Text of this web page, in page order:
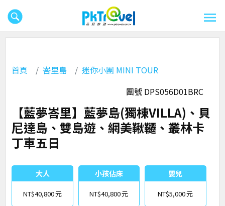
首頁 峇里島
迷你小團 MINI TOUR
團號 DPS056D01BRC
【藍夢峇里】藍夢島(獨棟VILLA)、貝
尼達島、雙島遊、網美鞦韆、叢林卡
丁車五日
大人
NT$40,800
小孩佔床
NT$40,800
嬰兒
NT$5,000